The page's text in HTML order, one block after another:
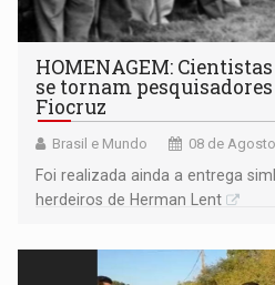
HOMENAGEM:
se tornam
Fiocruz
Brasil e Mundo 08 de
Foi realizada ainda a entrega
herdeiros de Herman Lent